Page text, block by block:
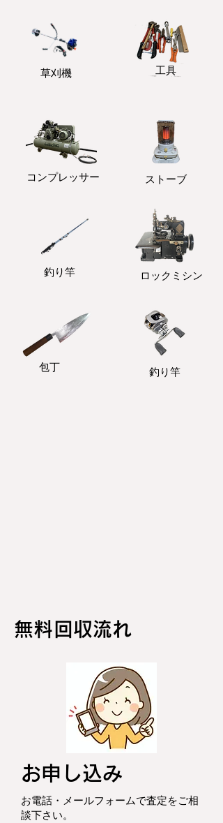
​草刈機 ​工具
コンプレッサー ストーブ
釣り竿 ロックミシン
包丁 釣り竿
無料回収流れ
お申し込み
お電話・メールフォームで査定をご相
談下さい。